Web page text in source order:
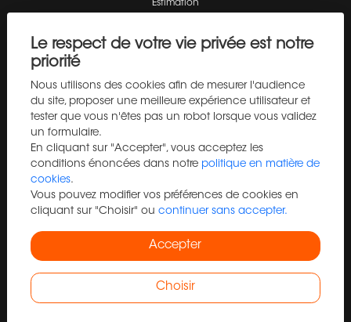
Le respect de votre vie privée est notre
priorité
Nous utilisons des cookies afin de mesurer l'audience
du site, proposer une meilleure expérience utilisateur et
tester que vous n'êtes pas un robot lorsque vous validez
un formulaire.
En cliquant sur "Accepter", vous acceptez les
conditions énoncées dans notre politique en matière de
cookies.
Vous pouvez modifier vos préférences de cookies en
cliquant sur "Choisir" ou continuer sans accepter.
Accepter
Choisir
Estimation
Immo Pro
Blog
Contact
Barème d'honoraires
Liste des annonces
Appartement à vendre à Clermont-ferrand